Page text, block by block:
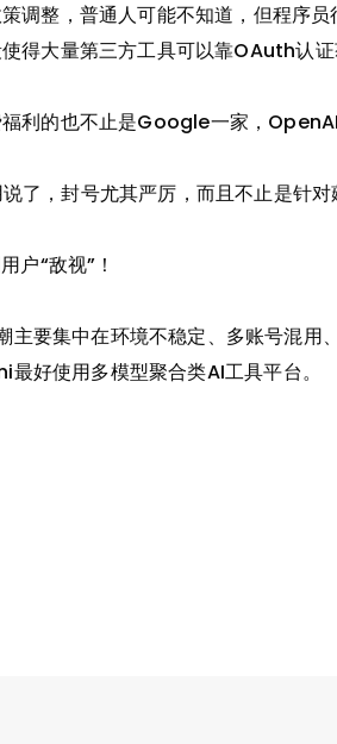
调整，普通人可能不知道，但程序
得大量第三方工具可以靠OAuth认证
利的也不止是Google一家，
，封号尤其严厉，而且不止是针对
户“敌视”！
主要集中在环境不稳定、多账号混
好使用多模型聚合类AI工具平台。